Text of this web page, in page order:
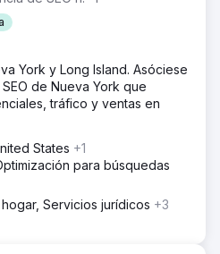
York y Long Island. Asóciese
de Nueva York que
tráfico y ventas en
States +1
para búsquedas
Servicios jurídicos +3